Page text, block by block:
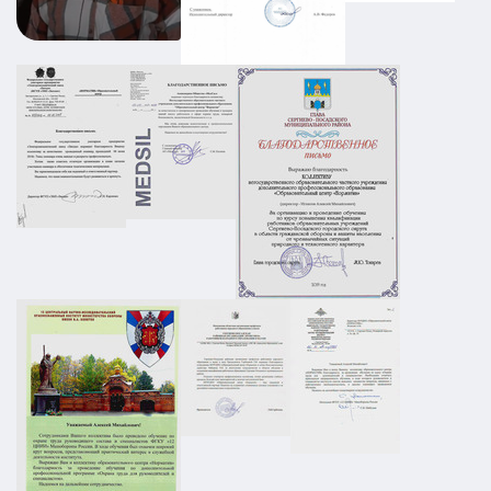
Промышленный объект РТИ:
категорирование, Ситуационный план и
Плана охраны объекта
АТЗ Паспорт АТЗ Паспорт безопасности
Постановление Правительства №258
01.03.2026 ПОДРОБНЕЕ
ПЛДЧС для ООО "НС-Ойл"
ПОДРОБНЕЕ
Паспорт безопасности для предприятия
НПП в г. Москва
АТЗ Паспорт АТЗ
Постановление Правительства №258
26.12.2025